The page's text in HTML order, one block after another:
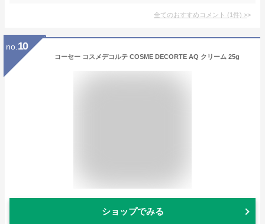
全てのおすすめコメント (1件) >
no. 10
コーセー コスメデコルテ COSME DECORTE AQ クリーム 25g
ショップでみる